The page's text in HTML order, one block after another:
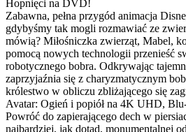
Hopnięci na DVD!
Zabawna, pełna przygód animacja
gdybyśmy tak mogli rozmawiać ze
mówią? Miłośniczka zwierząt, Mabel,
pomocą nowych technologii przenieść
robotycznego bobra. Odkrywając
zaprzyjaźnia się z charyzmatycznym
królestwo w obliczu zbliżającego się
Avatar: Ogień i popiół na 4K UHD,
Powróć do zapierającego dech w
najbardziej, jak dotąd, monumentalnej